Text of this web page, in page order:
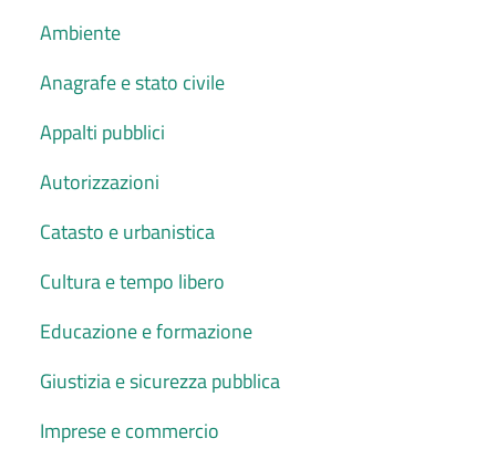
Ambiente
Anagrafe e stato civile
Appalti pubblici
Autorizzazioni
Catasto e urbanistica
Cultura e tempo libero
Educazione e formazione
Giustizia e sicurezza pubblica
Imprese e commercio